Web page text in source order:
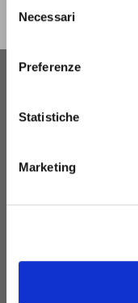
delNecessari
Preferenze
Statistiche
Marketing
allows you to fully